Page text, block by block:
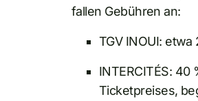
fallen Gebühren an:
TGV INOUI: etwa
INTERCITÉS: 40
Ticketpreises,